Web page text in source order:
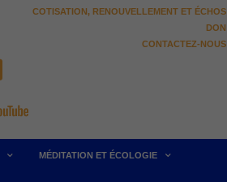
COTISATION, RENOUVELLEMENT ET ÉCHOS
DON
CONTACTEZ-NOUS
MÉDITATION ET ÉCOLOGIE